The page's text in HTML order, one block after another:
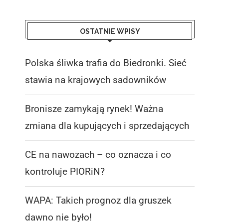
OSTATNIE WPISY
Polska śliwka trafia do Biedronki. Sieć
stawia na krajowych sadowników
Bronisze zamykają rynek! Ważna
zmiana dla kupujących i sprzedających
CE na nawozach – co oznacza i co
kontroluje PIORiN?
WAPA: Takich prognoz dla gruszek
dawno nie było!